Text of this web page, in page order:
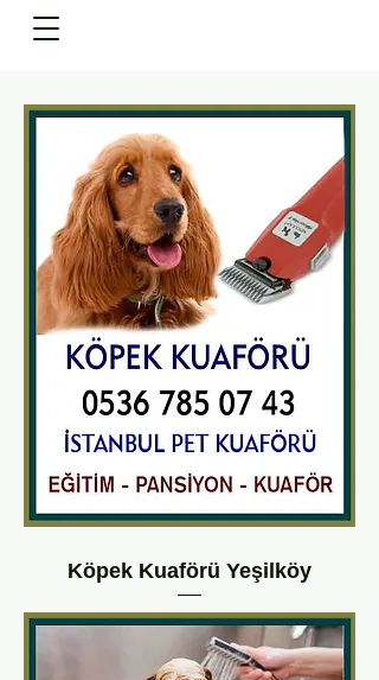
Köpek Kuaförü Yeşilköy